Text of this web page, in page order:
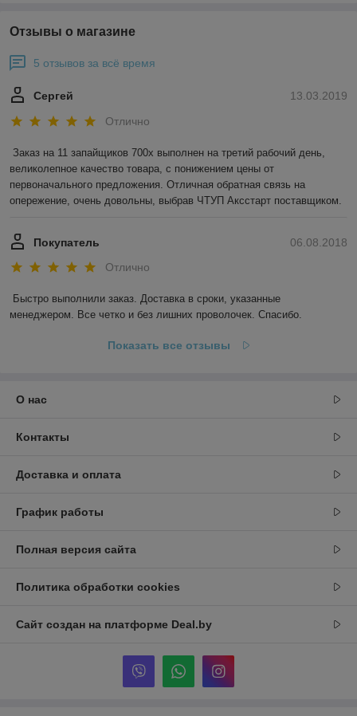
Отзывы о магазине
5 отзывов за всё время
13.03.2019
Сергей
Отлично
Заказ на 11 запайщиков 700х выполнен на третий рабочий день,
великолепное качество товара, с понижением цены от
первоначального предложения. Отличная обратная связь на
опережение, очень довольны, выбрав ЧТУП Аксстарт поставщиком.
06.08.2018
Покупатель
Отлично
Быстро выполнили заказ. Доставка в сроки, указанные
менеджером. Все четко и без лишних проволочек. Спасибо.
Показать все отзывы
О нас
Контакты
Доставка и оплата
График работы
Полная версия сайта
Политика обработки cookies
Сайт создан на платформе Deal.by